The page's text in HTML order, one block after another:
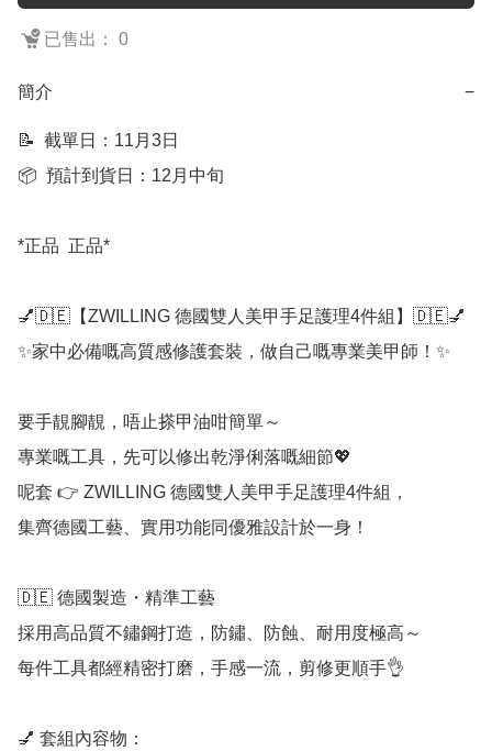
已售出： 0
簡介 −
📝  截單日：11月3日
📦  預計到貨日：12月中旬
*正品  正品*
💅🇩🇪【ZWILLING 德國雙人美甲手足護理4件組】🇩🇪💅
✨家中必備嘅高質感修護套裝，做自己嘅專業美甲師！✨
要手靚腳靚，唔止搽甲油咁簡單～
專業嘅工具，先可以修出乾淨俐落嘅細節💖
呢套 👉 ZWILLING 德國雙人美甲手足護理4件組，
集齊德國工藝、實用功能同優雅設計於一身！
🇩🇪 德國製造・精準工藝
採用高品質不鏽鋼打造，防鏽、防蝕、耐用度極高～
每件工具都經精密打磨，手感一流，剪修更順手👌
💅 套組內容物：